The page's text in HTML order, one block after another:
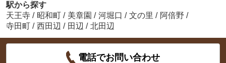
駅から探す
天王寺 / 昭和町 / 美章園 / 河堀口 / 文の里 / 阿倍野 /
寺田町 / 西田辺 / 田辺 / 北田辺
電話でお問い合わせ